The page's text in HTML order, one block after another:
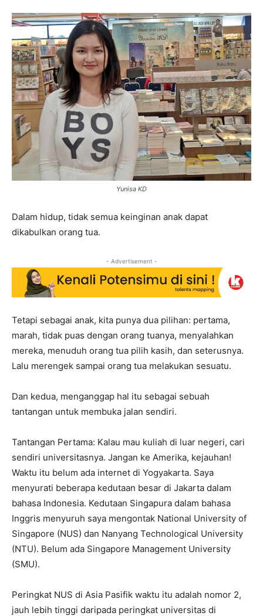
Yunisa KD
Dalam hidup, tidak semua keinginan anak dapat
dikabulkan orang tua.
- Advertisement -
Tetapi sebagai anak, kita punya dua pilihan: pertama,
marah, tidak puas dengan orang tuanya, menyalahkan
mereka, menuduh orang tua pilih kasih, dan seterusnya.
Lalu merengek sampai orang tua melakukan sesuatu.
Dan kedua, menganggap hal itu sebagai sebuah
tantangan untuk membuka jalan sendiri.
Tantangan Pertama: Kalau mau kuliah di luar negeri, cari
sendiri universitasnya. Jangan ke Amerika, kejauhan!
Waktu itu belum ada internet di Yogyakarta. Saya
menyurati beberapa kedutaan besar di Jakarta dalam
bahasa Indonesia. Kedutaan Singapura dalam bahasa
Inggris menyuruh saya mengontak National University of
Singapore (NUS) dan Nanyang Technological University
(NTU). Belum ada Singapore Management University
(SMU).
Peringkat NUS di Asia Pasifik waktu itu adalah nomor 2,
jauh lebih tinggi daripada peringkat universitas di